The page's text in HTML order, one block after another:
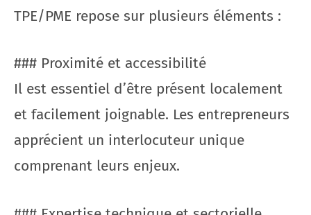
TPE/PME repose sur plusieurs éléments :
### Proximité et accessibilité
Il est essentiel d’être présent localement
et facilement joignable. Les entrepreneurs
apprécient un interlocuteur unique
comprenant leurs enjeux.